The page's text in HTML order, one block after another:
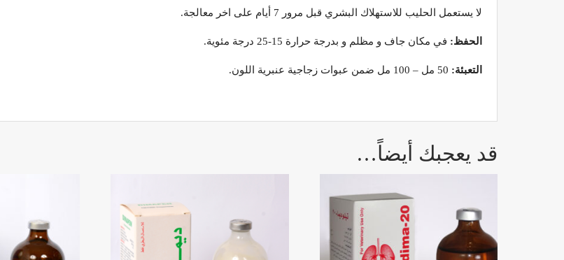
لا يستعمل الحليب للاستهلاك البشري قبل مرور 7 أيام على اخر معالجة.
الحفظ: في مكان جاف و مظلم و بدرجة حرارة 15-25 درجة مئوية.
التعبئة:
قد يعجبك أيضاً…